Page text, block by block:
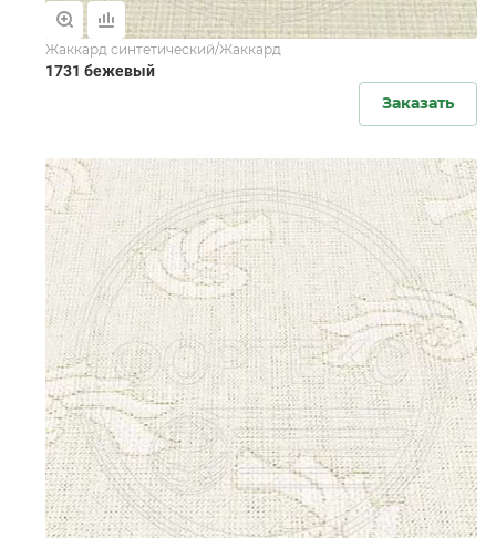
Жаккард синтетический/Жаккард
1731 бежевый
Заказать